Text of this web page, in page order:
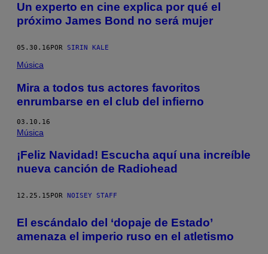
Un experto en cine explica por qué el
próximo James Bond no será mujer
05.30.16 POR SIRIN KALE
Música
Mira a todos tus actores favoritos
enrumbarse en el club del infierno
03.10.16
Música
¡Feliz Navidad! Escucha aquí una increíble
nueva canción de Radiohead
12.25.15 POR NOISEY STAFF
El escándalo del ‘dopaje de Estado’
amenaza el imperio ruso en el atletismo